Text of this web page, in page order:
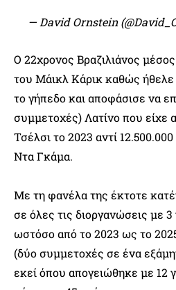
— David Ornstein
Ο 22χρονος Βραζιλιάνος
του Μάικλ Κάρικ καθώς ήθελε
το γήπεδο και αποφάσισε να
συμμετοχές) Λατίνο που είχε
Τσέλσι το 2023 αντί
Ντα Γκάμα.
Με τη φανέλα της έκτοτε
σε όλες τις διοργανώσεις με 3
ωστόσο από το 2023 ως το
(δύο συμμετοχές σε ένα
εκεί όπου απογειώθηκε με 12